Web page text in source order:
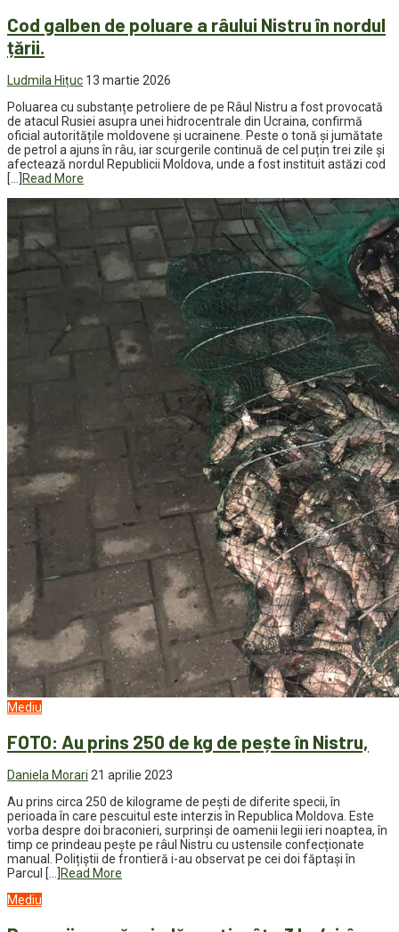
Cod galben de poluare a râului Nistru în nordul
țării.
Ludmila Hițuc 13 martie 2026
Poluarea cu substanțe petroliere de pe Râul Nistru a fost provocată
de atacul Rusiei asupra unei hidrocentrale din Ucraina, confirmă
oficial autoritățile moldovene și ucrainene. Peste o tonă și jumătate
de petrol a ajuns în râu, iar scurgerile continuă de cel puțin trei zile și
afectează nordul Republicii Moldova, unde a fost instituit astăzi cod
[…] Read More
Mediu
FOTO: Au prins 250 de kg de pește în Nistru,
Daniela Morari 21 aprilie 2023
Au prins circa 250 de kilograme de pești de diferite specii, în
perioada în care pescuitul este interzis în Republica Moldova. Este
vorba despre doi braconieri, surprinși de oamenii legii ieri noaptea, în
timp ce prindeau pește pe râul Nistru cu ustensile confecționate
manual. Polițiștii de frontieră i-au observat pe cei doi făptași în
Parcul […]
Read More
Mediu